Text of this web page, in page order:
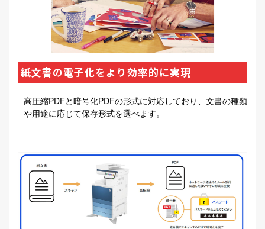
紙文書の電子化をより効率的に実現
高圧縮PDFと暗号化PDFの形式に対応しており、文書の種類
や用途に応じて保存形式を選べます。